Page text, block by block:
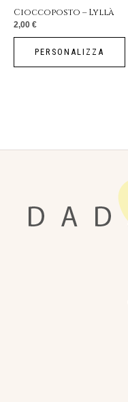
Cioccoposto – Lyllà
2,00 €
PERSONALIZZA